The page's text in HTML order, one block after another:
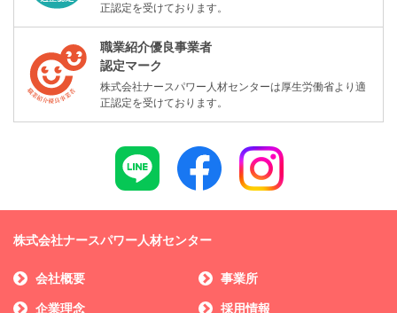
正認定を受けております。
職業紹介優良事業者
認定マーク
株式会社ナースパワー人材センターは厚生労働省より適
正認定を受けております。
株式会社ナースパワー人材センター
会社概要 事業所
企業理念 採用情報